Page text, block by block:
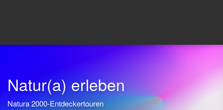
Natur(a) erleben
Natura 2000-Entdeckertouren